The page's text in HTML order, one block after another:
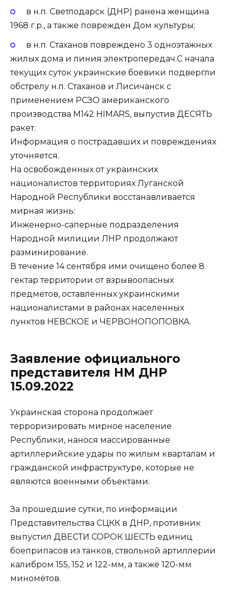
в н.п. Светлодарск (ДНР) ранена женщина
1968 г.р., а также поврежден Дом культуры;
в н.п. Стаханов повреждено 3 одноэтажных
жилых дома и линия электропередач.С начала
текущих суток украинские боевики подвергли
обстрелу н.п. Стаханов и Лисичанск с
применением РСЗО американского
производства М142 HIMARS, выпустив ДЕСЯТЬ
ракет.
Информация о пострадавших и повреждениях
уточняется.
На освобожденных от украинских
националистов территориях Луганской
Народной Республики восстанавливается
мирная жизнь:
Инженерно-саперные подразделения
Народной милиции ЛНР продолжают
разминирование.
В течение 14 сентября ими очищено более 8
гектар территории от взрывоопасных
предметов, оставленных украинскими
националистами в районах населенных
пунктов НЕВСКОЕ и ЧЕРВОНОПОПОВКА.
Заявление официального
представителя НМ ДНР
15.09.2022
Украинская сторона продолжает
терроризировать мирное население
Республики, нанося массированные
артиллерийские удары по жилым кварталам и
гражданской инфраструктуре, которые не
являются военными объектами.
За прошедшие сутки, по информации
Представительства СЦКК в ДНР, противник
выпустил ДВЕСТИ СОРОК ШЕСТЬ единиц
боеприпасов из танков, ствольной артиллерии
калибром 155, 152 и 122-мм, а также 120-мм
миномётов.